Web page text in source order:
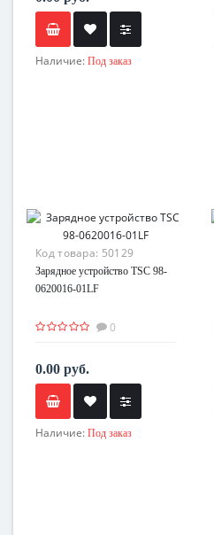
Наличие: Под заказ
Код товара: 50129
Зарядное устройство TSC 98-
0620016-01LF
0
0.00 руб.
Наличие: Под заказ